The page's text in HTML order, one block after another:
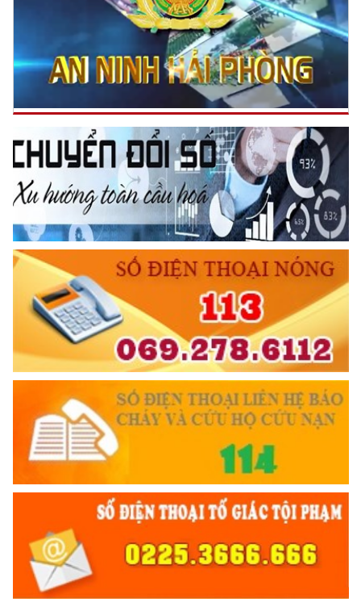
Đối với tự mình, phải
CẦN, KIỆM, LIÊM, CHÍNH
Đối với đồng sự, phải
THÂN ÁI GIÚP ĐỠ
Đối với chính phủ, phải
TUYỆT ĐỐI TRUNG THÀNH
Đối với nhân dân, phải
KÍNH TRỌNG LỄ PHÉP
Đối với công việc, phải
TẬN TỤY
Đối với địch, phải
CƯƠNG QUYẾT, KHÔN KHÉO
Trích thư Chủ tịch Hồ Chí Minh
gửi Công an Khu XII,
ngày 11 tháng 3 năm 1948.